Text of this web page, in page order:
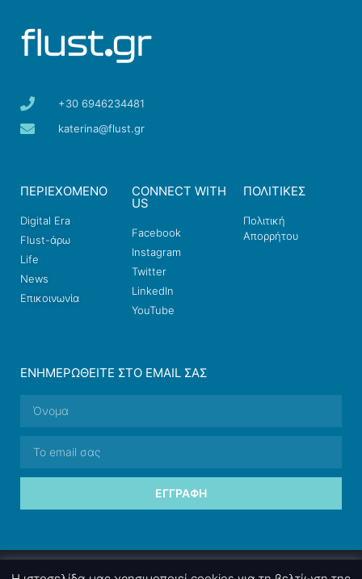
+30 6946234481
katerina@flust.gr
ΠΕΡΙΕΧΟΜΕΝΟ
Digital Era
Flust-άρω
Life
News
Επικοινωνία
CONNECT WITH
US
Facebook
Instagram
Twitter
LinkedIn
YouTube
ΠΟΛΙΤΙΚΕΣ
Πολιτική
Απορρήτου
ΕΝΗΜΕΡΩΘΕΊΤΕ ΣΤΟ EMAIL ΣΑΣ
ΕΓΓΡΑΦΉ